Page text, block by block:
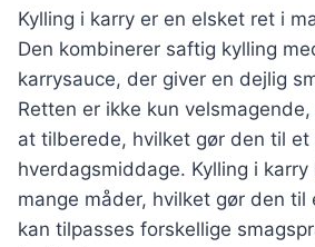
Kylling i karry er en elsket ret i
Den kombinerer saftig kylling
karrysauce, der giver en dejlig
Retten er ikke kun
at tilberede, hvilket gør den til
hverdagsmiddage. Kylling i karry
mange måder, hvilket gør den til
kan tilpasses forskellige